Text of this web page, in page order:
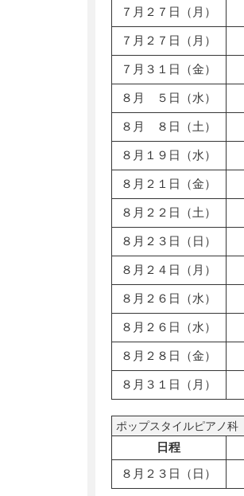
７月２７日（月）
７月２７日（月）
７月３１日（金）
８月 ５日（水）
８月 ８日（土）
８月１９日（水）
８月２１日（金）
８月２２日（土）
８月２３日（日）
８月２４日（月）
８月２６日（水）
８月２６日（水）
８月２８日（金）
８月３１日（月）
ポップスタイルピアノ科
日程
８月２３日（日）